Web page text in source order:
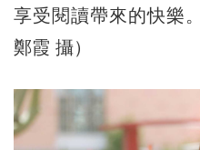
享受閱讀帶來的快樂
鄭霞 攝）